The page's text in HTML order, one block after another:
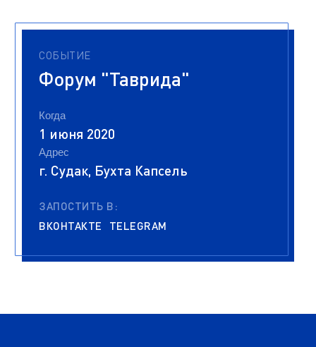
СОБЫТИЕ
Форум "Таврида"
Когда
1 июня 2020
Адрес
г. Судак, Бухта Капсель
ЗАПОСТИТЬ В:
ВКОНТАКТЕ
TELEGRAM